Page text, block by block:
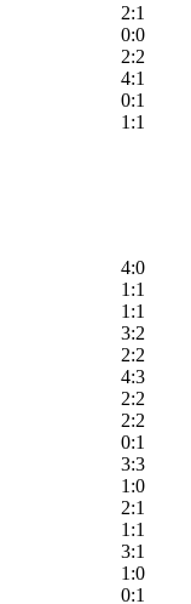
2:1
0:0
2:2
4:1
0:1
1:1
4:0
1:1
1:1
3:2
2:2
4:3
2:2
2:2
0:1
3:3
1:0
2:1
1:1
3:1
1:0
0:1